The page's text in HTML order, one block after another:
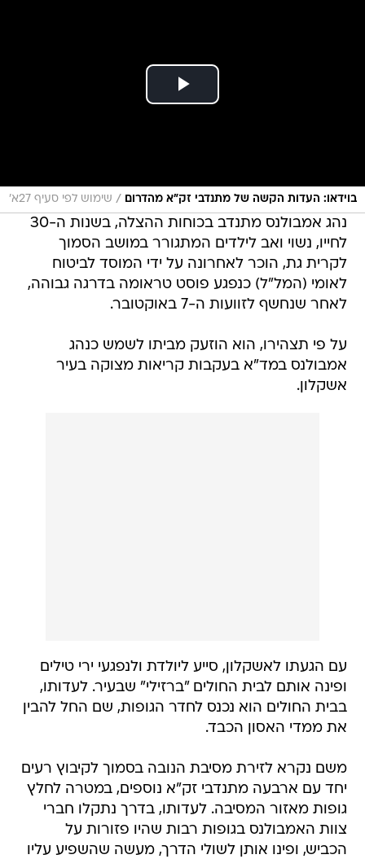
בוידאו: העדות הקשה של מתנדבי זק"א מהדרום / שימוש לפי סעיף 27א'
נהג אמבולנס מתנדב בכוחות ההצלה, בשנות ה-30
לחייו, נשוי ואב לילדים המתגורר במושב הסמוך
לקרית גת, הוכר לאחרונה על ידי המוסד לביטוח
לאומי (המל"ל) כנפגע פוסט טראומה בדרגה גבוהה,
לאחר שנחשף לזוועות ה-7 באוקטובר.
על פי תצהירו, הוא הוזעק מביתו לשמש כנהג
אמבולנס במד"א בעקבות קריאות מצוקה בעיר
אשקלון.
עם הגעתו לאשקלון, סייע ליולדת ולנפגעי ירי טילים
ופינה אותם לבית החולים "ברזילי" שבעיר. לעדותו,
בבית החולים הוא נכנס לחדר הגופות, שם החל להבין
את ממדי האסון הכבד.
משם נקרא לזירת מסיבת הנובה בסמוך לקיבוץ רעים
יחד עם ארבעה מתנדבי זק"א נוספים, במטרה לחלץ
גופות מאזור המסיבה. לעדותו, בדרך נתקלו חברי
צוות האמבולנס בגופות רבות שהיו פזורות על
הכביש, ופינו אותן לשולי הדרך, מעשה שהשפיע עליו